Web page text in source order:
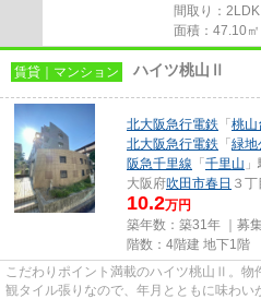
間取り：2LDK
面積：47.10㎡
賃貸｜マンション ハイツ桃山Ⅱ
北大阪急行電鉄 「 桃山
北大阪急行電鉄 「 緑地
阪急千里線 「 千里山
大阪府吹田市春日 ３
10.2万円
築年数：築31年 ｜募
階数：4階建 地下1階
こだわりポイント満載のハイツ桃山Ⅱ。物
観タイル張りなので、年月とともに味わ